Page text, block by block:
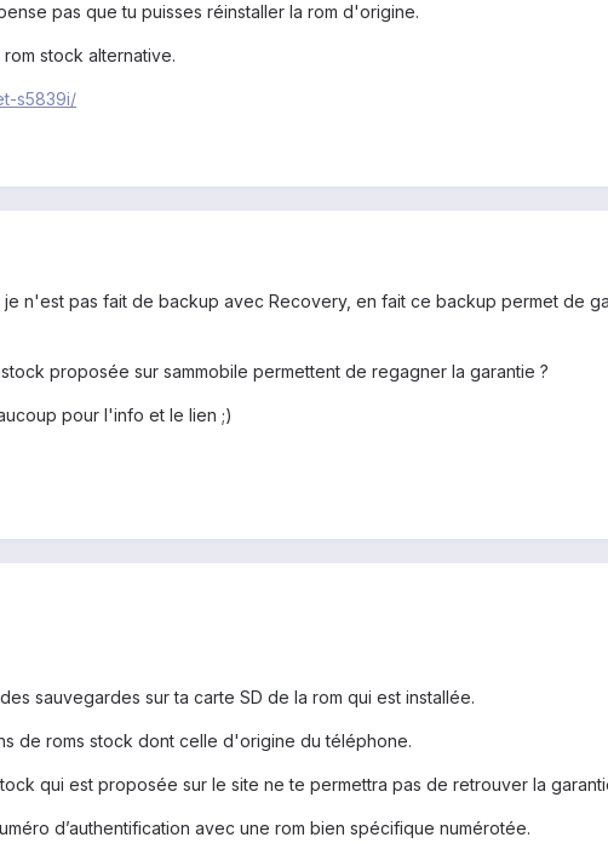
pas que tu puisses réinstaller la rom d'origine.
stock alternative.
s5839i/
n'est pas fait de backup avec Recovery, en fait ce backup permet de
proposée sur sammobile permettent de regagner la garantie ?
pour l'info et le lien ;)
sauvegardes sur ta carte SD de la rom qui est installée.
de roms stock dont celle d'origine du téléphone.
qui est proposée sur le site ne te permettra pas de retrouver la
d’authentification avec une rom bien spécifique numérotée.